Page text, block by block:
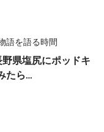
語を語る時間
県塩尻にポッドキ
たら…